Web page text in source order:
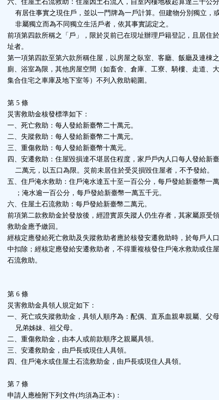
六、住屋土石流救助：住屋因土石流入，自室內樓地板起算達三十公
有居住事實之現住戶，並以一門牌為一戶計算。但建物分別獨立，
非屬獨立而為不同獨立生活戶者，依其事實認定之。
前項第四款所稱之「戶」，限於災前已在現址辦理戶籍登記，且居住
址者。
第一項第四款至第六款所稱住屋，以房屋之臥室、客廳、飯廳及連棟
廁、浴室為限，其他房屋空間（如畜舍、倉庫、工寮、騎樓、走道、
集合住宅之車庫及地下室等）不列入救助範圍。
第 5 條
災害救助金核發標準如下：
一、死亡救助：每人發給新臺幣二十萬元。
二、失蹤救助：每人發給新臺幣二十萬元。
三、重傷救助：每人發給新臺幣十萬元。
四、安遷救助：住屋毀損達不堪居住程度，家戶戶內人口每人發給新
二萬元，以五口為限。災前未居住於受災損毀住屋者，不予發給。
五、住戶淹水救助：住戶淹水達五十至一百公分，每戶發給新臺幣一
；淹水逾一百公分，每戶發給新臺幣一萬五千元。
六、住屋土石流救助：每戶發給新臺幣二萬元。
前項第二款救助金於發放後，經證實原失蹤人仍生存者，其家屬原受
救助金應予繳回。
經核定應發給死亡救助及失蹤救助者應於核發安遷救助時，於每戶人
中扣除；經核定應發給安遷救助者，不得重複核發住戶淹水救助或住
石流救助。
第 6 條
災害救助金具領人規定如下：
一、死亡或失蹤救助金，具領人順序為：配偶、直系血親卑親屬、父
兄弟姊妹、祖父母。
二、重傷救助金，由本人或前款順序之親屬具領。
三、安遷救助金，由戶長或現住人具領。
四、住戶淹水或住屋土石流救助金，由戶長或現住人具領。
第 7 條
申請人應檢附下列文件(均須為正本)：